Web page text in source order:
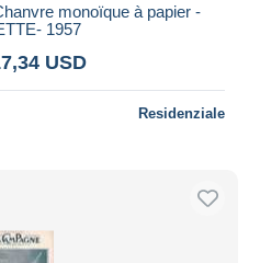
monoïque à papier -
1957
USD
Residenziale